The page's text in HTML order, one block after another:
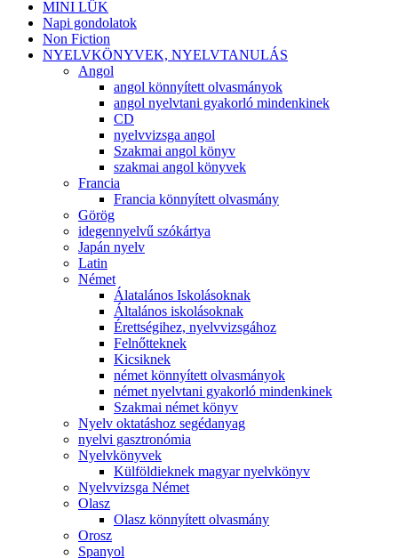
MINI LÜK
Napi gondolatok
Non Fiction
NYELVKÖNYVEK, NYELVTANULÁS
Angol
angol könnyített olvasmányok
angol nyelvtani gyakorló mindenkinek
CD
nyelvvizsga angol
Szakmai angol könyv
szakmai angol könyvek
Francia
Francia könnyített olvasmány
Görög
idegennyelvű szókártya
Japán nyelv
Latin
Német
Álatalános Iskolásoknak
Általános iskolásoknak
Érettségihez, nyelvvizsgához
Felnőtteknek
Kicsiknek
német könnyített olvasmányok
német nyelvtani gyakorló mindenkinek
Szakmai német könyv
Nyelv oktatáshoz segédanyag
nyelvi gasztronómia
Nyelvkönyvek
Külföldieknek magyar nyelvkönyv
Nyelvvizsga Német
Olasz
Olasz könnyített olvasmány
Orosz
Spanyol